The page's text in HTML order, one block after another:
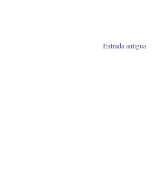
Entrada antigua